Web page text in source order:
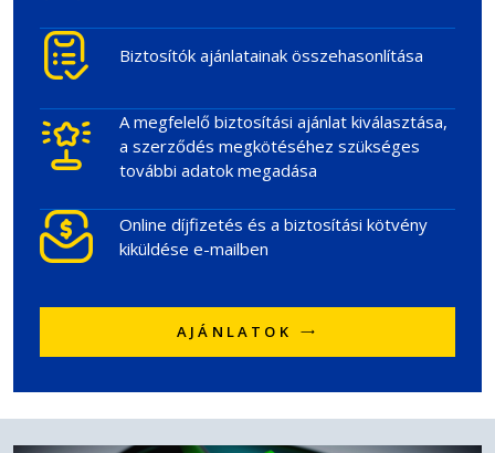
Biztosítók ajánlatainak összehasonlítása
A megfelelő biztosítási ajánlat kiválasztása,
a szerződés megkötéséhez szükséges
további adatok megadása
Online díjfizetés és a biztosítási kötvény
kiküldése e-mailben
AJÁNLATOK